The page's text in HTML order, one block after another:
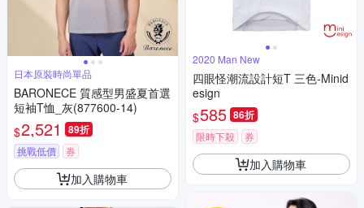
日本原裝時尚單品
BARONECE 質感型男盛夏首選
短袖T恤_灰(877600-14)
$2,521 89折
挑戰低價 券
加入購物車
2020 Man New
四眼怪潮流設計短T 三色-Minid
esign
$585 86折
限時下殺 券
加入購物車